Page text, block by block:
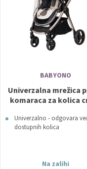
BABYONO
Univerzalna mrežica
komaraca za kolica
Univerzalno - odgovara
dostupnih kolica
Na zalihi